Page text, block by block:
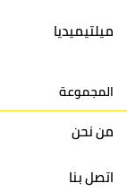
16 نادي
ميلتيميديا
المجموعة
من نحن
اتصل بنا